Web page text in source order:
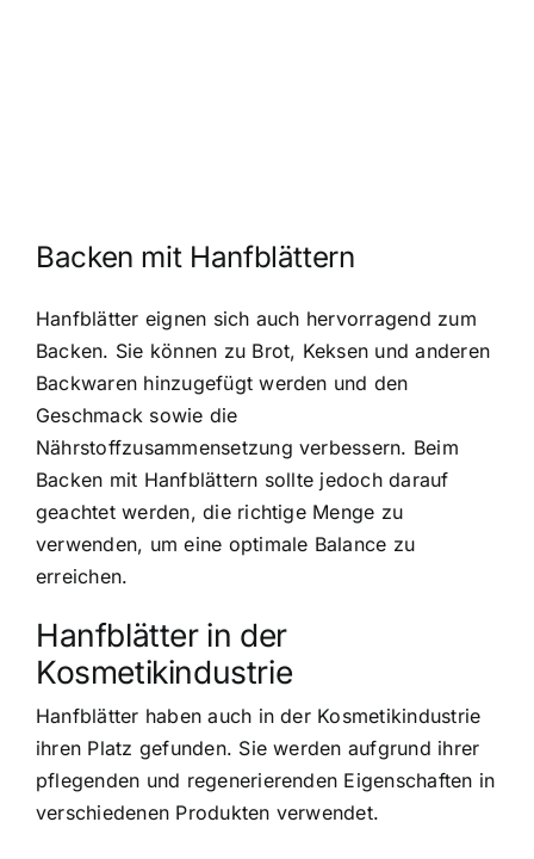
Backen mit Hanfblättern
Hanfblätter eignen sich auch hervorragend zum
Backen. Sie können zu Brot, Keksen und anderen
Backwaren hinzugefügt werden und den
Geschmack sowie die
Nährstoffzusammensetzung verbessern. Beim
Backen mit Hanfblättern sollte jedoch darauf
geachtet werden, die richtige Menge zu
verwenden, um eine optimale Balance zu
erreichen.
Hanfblätter in der
Kosmetikindustrie
Hanfblätter haben auch in der Kosmetikindustrie
ihren Platz gefunden. Sie werden aufgrund ihrer
pflegenden und regenerierenden Eigenschaften in
verschiedenen Produkten verwendet.